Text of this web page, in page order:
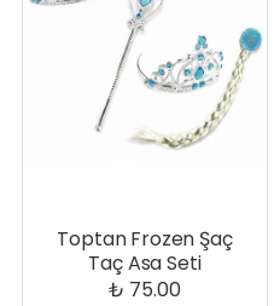
Toptan Frozen Şaç
Taç Asa Seti
₺ 75.00